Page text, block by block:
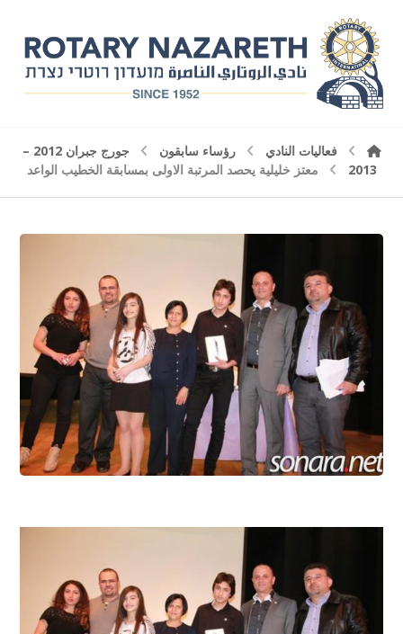
فعاليات النادي رؤساء سابقون
جورج جبران 2012 –
2013
معتز خليلية يحصد المرتبة الاولى بمسابقة الخطيب الواعد